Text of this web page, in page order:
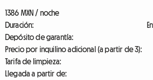
1386 MXN / noche
Duración:
Depósito de garantía:
Precio por inquilino adicional (a partir de 3):
Tarifa de limpieza:
Llegada a partir de: